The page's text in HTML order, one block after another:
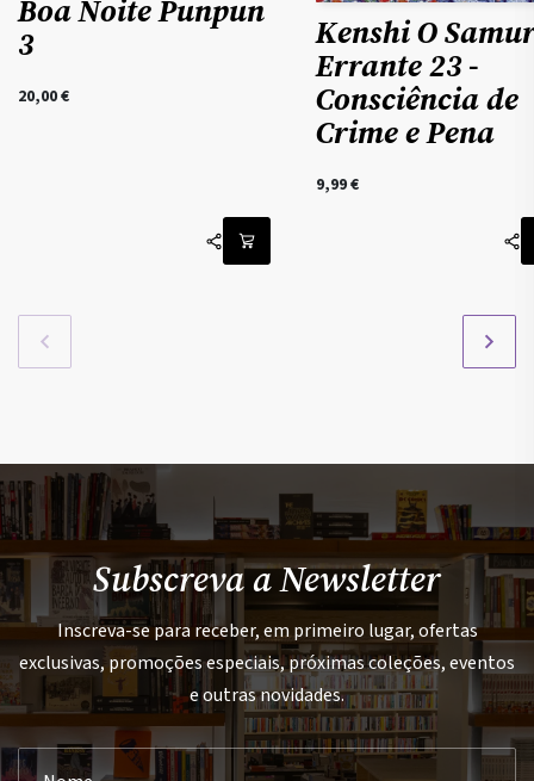
Boa Noite Punpun
3
20,00€
Kenshi O
Errante 23 -
Consciência de
Crime e Pena
9,99€
Subscreva a Newsletter
Inscreva-se para receber, em primeiro lugar, ofertas
exclusivas, promoções especiais, próximas coleções, eventos
e outras novidades.